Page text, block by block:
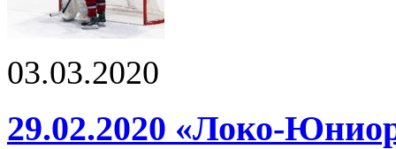
03.03.2020
29.02.2020 «Локо-